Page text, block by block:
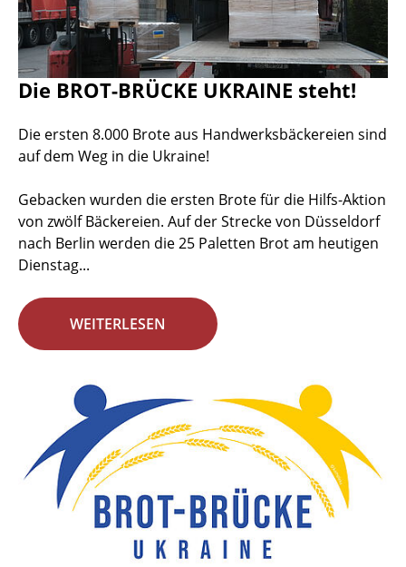
Die BROT-BRÜCKE UKRAINE steht!
Die ersten 8.000 Brote aus Handwerksbäckereien sind
auf dem Weg in die Ukraine!
Gebacken wurden die ersten Brote für die Hilfs-Aktion
von zwölf Bäckereien. Auf der Strecke von Düsseldorf
nach Berlin werden die 25 Paletten Brot am heutigen
Dienstag...
WEITERLESEN